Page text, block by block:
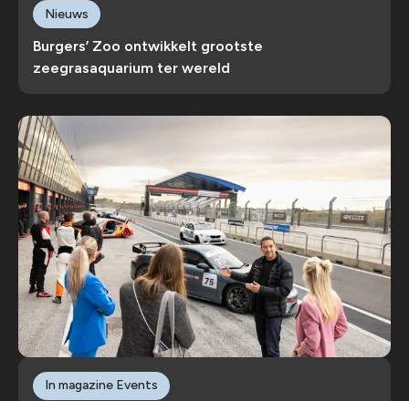
Burgers’ Zoo ontwikkelt grootste
zeegrasaquarium ter wereld
Nieuws
In magazine Events